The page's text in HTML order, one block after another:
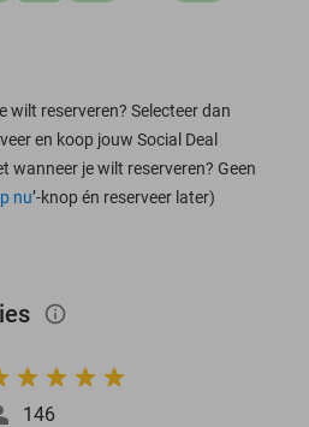
wilt reserveren? Selecteer dan
en koop jouw Social Deal
wanneer je wilt reserveren? Geen
nu’-knop én reserveer later)
info_outlined
146